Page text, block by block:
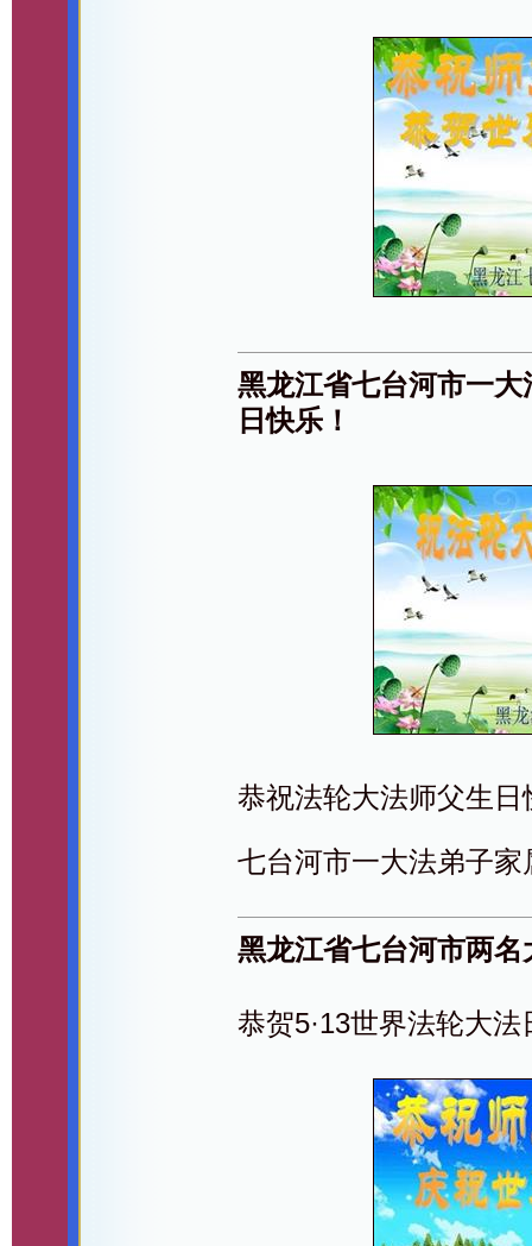
黑龙江省七台河市一
日快乐！
恭祝法轮大法师父生日
七台河市一大法弟子家
黑龙江省七台河市两
恭贺5·13世界法轮大法